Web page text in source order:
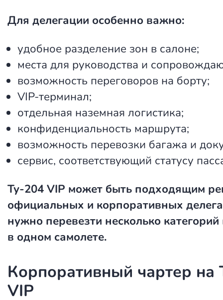
Для делегации особенно важно:
удобное разделение зон в салоне;
места для руководства и
возможность переговоров на борту;
VIP-терминал;
отдельная наземная логистика;
конфиденциальность маршрута;
возможность перевозки багажа и
сервис, соответствующий статусу
Ту-204 VIP может быть подходящим
официальных и корпоративных
нужно перевезти несколько
в одном самолете.
Корпоративный чартер на
VIP